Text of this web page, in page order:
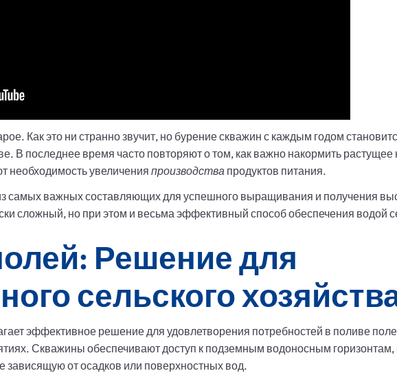
Как это ни странно звучит, но бурение скважин с каждым годом
В последнее время часто повторяют о том, как важно накормить
необходимость увеличения производства продуктов питания.
самых важных составляющих для успешного выращивания и получения
сложный, но при этом и весьма эффективный способ обеспечения водой
Решение для
сельского
эффективное решение для удовлетворения потребностей в поливе
Скважины обеспечивают доступ к подземным водоносным горизонтам,
зависящую от осадков или поверхностных вод.